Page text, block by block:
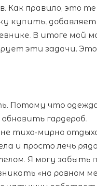
правило, это те
купить,
В итоге мой
эти задачи.
Потому что
гардероб.
тихо-мирно
и просто лечь
Я могу забыть
«на ровном